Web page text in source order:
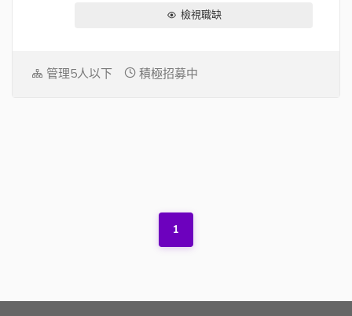
檢視職缺
管理5人以下 積極招募中
1